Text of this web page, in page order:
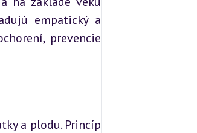
empatický a
prevencie
a plodu. Princíp